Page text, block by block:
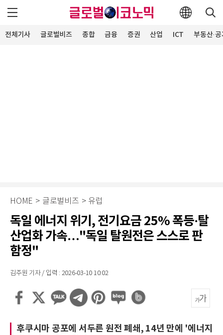
전체기사 글로벌비즈 종합 금융 증권 산업 ICT 부동산·
HOME > 글로벌비즈 > 유럽
독일 에너지 위기, 전기요금 25% 폭등·탈
산업화 가속…"독일 탈원전은 스스로 판
함정"
김주원 기자 / 입력 : 2026-03-10 10:02
후쿠시마 공포에 서두른 원전 폐쇄, 14년 만에 '에너지